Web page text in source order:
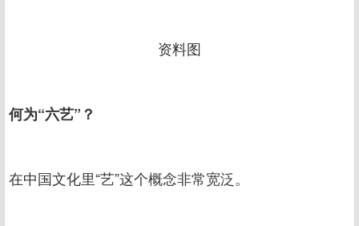
资料图
何为“六艺”？
在中国文化里“艺”这个概念非常宽泛。